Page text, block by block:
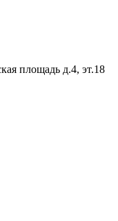
площадь д.4, эт.18